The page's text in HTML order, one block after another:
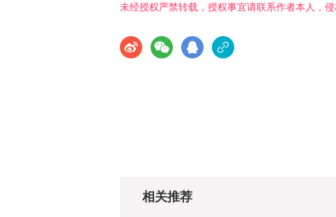
未经授权严禁转载，授权事宜请联系作者本人，侵
相关推荐